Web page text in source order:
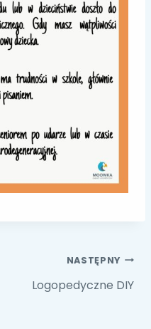
NASTĘPNY
Logopedyczne DIY